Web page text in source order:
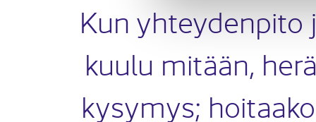
Kun yhteydenpito
kuulu mitään,
kysymys;